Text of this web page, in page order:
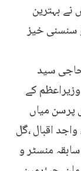
نے بہترین
سنسنی خیز
سید
کے
میاں
اقبال ،گل
منسٹر و